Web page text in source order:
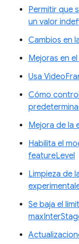
Permitir que
un valor
Cambios en
Mejoras en
Usa
Cómo
Mejora de la
Habilita el
featureLevel
Limpieza de
Se baja el